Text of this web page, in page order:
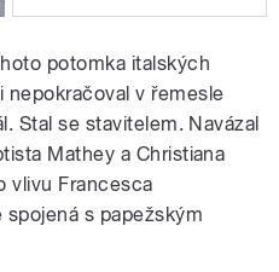
potomka italských
nepokračoval v řemesle
Stal se stavitelem. Navázal
Mathey a Christiana
vlivu Francesca
spojená s papežským